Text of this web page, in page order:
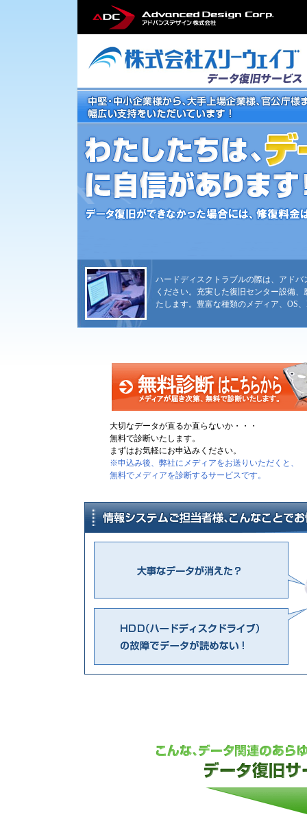
ハードディスクトラブルの際は、アドバ
ください。充実した復旧センター設備
たします。豊富な種類のメディア、OS
大切なデータが直るか直らないか・・・
無料で診断いたします。
まずはお気軽にお申込みください。
※申込み後、弊社にメディアをお送りいただくと、
無料でメディアを診断するサービスです。